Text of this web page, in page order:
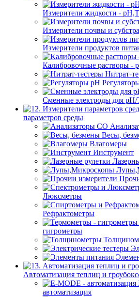
Измерители жидкости -
Измерители почвы и
Измерители продуктов
Калибровочные растворы -
Нитрат-
Сменные электроды для pH/
параметров среды
Весы,
Влагомеры
Инструмент
Люксметры
Рефрактометры
гигрометры
Автоматизация теплиц и
автоматизация